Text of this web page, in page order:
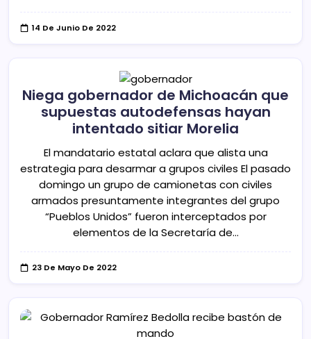
14 De Junio De 2022
Niega gobernador de Michoacán que
supuestas autodefensas hayan
intentado sitiar Morelia
El mandatario estatal aclara que alista una
estrategia para desarmar a grupos civiles El pasado
domingo un grupo de camionetas con civiles
armados presuntamente integrantes del grupo
“Pueblos Unidos” fueron interceptados por
elementos de la Secretaría de…
23 De Mayo De 2022